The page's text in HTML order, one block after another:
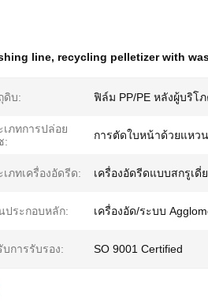
line, recycling pelletizer with
ดิบ: ฟิล์ม PP/PE หลังผู้บริโภ
เภทการปล่อย
:
การตัดใบหน้าด้วยแหว
เภทเครื่องอัดรีด: เครื่องอัดรีดแบบสกรูเดี่
ประกอบหลัก: เครื่องอัด/ระบบ
บการรับรอง: SO 9001 Certified